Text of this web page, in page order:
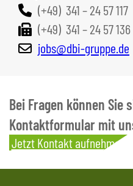
(+49) 341 – 24 57 117
(+49) 341 – 24 57 136
jobs@dbi-gruppe.de
Bei Fragen können Sie
Kontaktformular mit
Jetzt Kontakt aufnehmen